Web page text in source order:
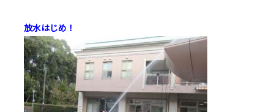
放水はじめ！